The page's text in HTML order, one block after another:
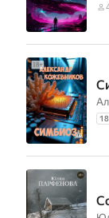
18